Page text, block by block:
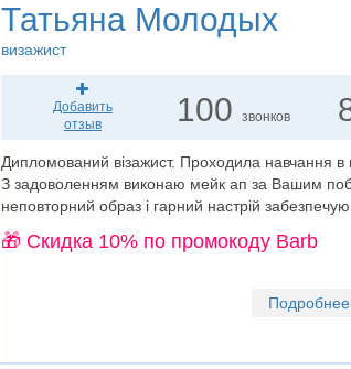
Татьяна Молодых
визажист
Добавить
отзыв
100звонков
Дипломований візажист. Проходила навчання в
З задоволенням виконаю мейк ап за Вашим
неповторний образ і гарний настрій
🎁 Cкидка 10% по промокоду Barb
Подробнее